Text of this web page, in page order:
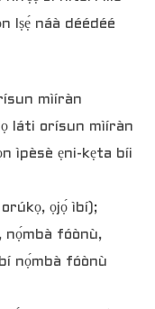
Iṣẹ́ náà déédéé
mìíràn
láti orísun mìíràn
ìpèsè ẹni-kẹta bíi
ọjọ́ ìbí);
nọ́mbà fóònù,
nọ́mbà fóònù